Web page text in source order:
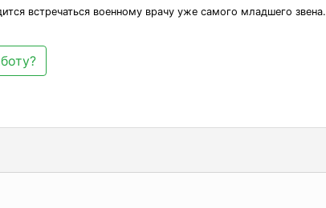
встречаться военному врачу уже самого младшего звена.